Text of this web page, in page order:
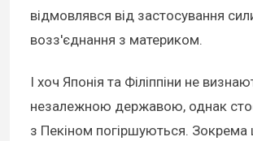
відмовлявся від застосування
возз'єднання з материком.
І хоч Японія та Філіппіни не
незалежною державою, однак
з Пекіном погіршуються. Зокрема